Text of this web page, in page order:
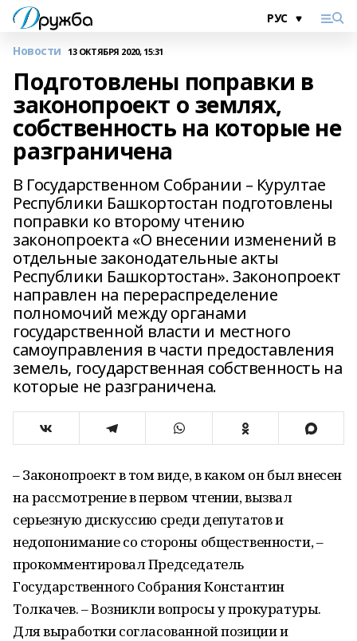
Новости 13 ОКТЯБРЯ 2020, 15:31
Подготовлены поправки в
законопроект о землях,
собственность на которые не
разграничена
В Государственном Собрании – Курултае
Республики Башкортостан подготовлены
поправки ко второму чтению
законопроекта «О внесении изменений в
отдельные законодательные акты
Республики Башкортостан». Законопроект
направлен на перераспределение
полномочий между органами
государственной власти и местного
самоуправления в части предоставления
земель, государственная собственность на
которые не разграничена.
– Законопроект в том виде, в каком он был внесен
на рассмотрение в первом чтении, вызвал
серьезную дискуссию среди депутатов и
недопонимание со стороны общественности, –
прокомментировал Председатель
Государственного Собрания Константин
Толкачев. – Возникли вопросы у прокуратуры.
Для выработки согласованной позиции и